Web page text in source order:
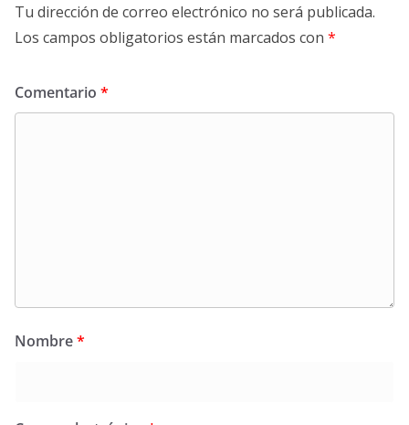
Tu dirección de correo electrónico no será publicada.
Los campos obligatorios están marcados con *
Comentario *
Nombre*